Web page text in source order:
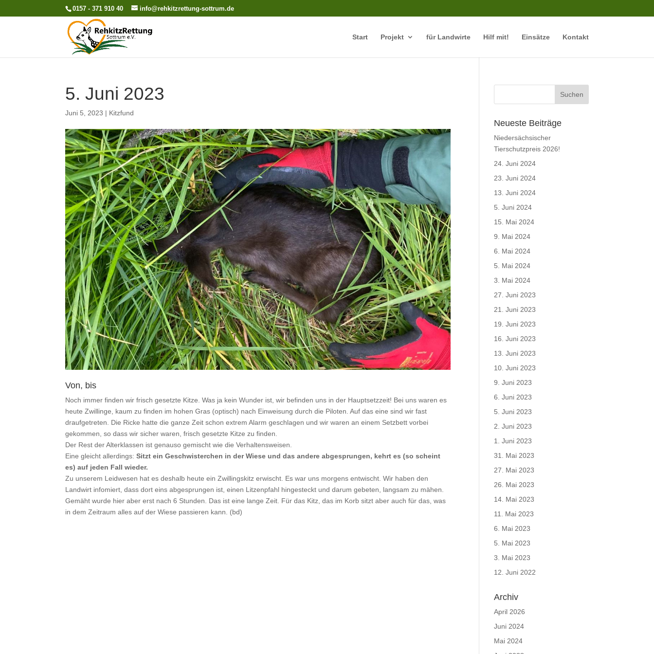
0157 - 371 910 40 info@rehkitzrettung-sottrum.de
Start Projekt für Landwirte Hilf mit! Einsätze Kontakt
5. Juni 2023
Juni 5, 2023 | Kitzfund
Von, bis
Noch immer finden wir frisch gesetzte Kitze. Was ja kein Wunder ist, wir befinden uns in der Hauptsetzzeit! Bei uns waren es
heute Zwillinge, kaum zu finden im hohen Gras (optisch) nach Einweisung durch die Piloten. Auf das eine sind wir fast
draufgetreten. Die Ricke hatte die ganze Zeit schon extrem Alarm geschlagen und wir waren an einem Setzbett vorbei
gekommen, so dass wir sicher waren, frisch gesetzte Kitze zu finden.
Der Rest derAlterklassen ist genauso gemischt wie die Verhaltensweisen.
Eine gleicht allerdings: Sitzt ein Geschwisterchen in der Wiese und das andere abgesprungen, kehrt es (so scheint
es) auf jeden Fall wieder.
Zu unserem Leidwesen hat es deshalb heute ein Zwillingskitz erwischt. Es war uns morgens entwischt. Wir haben den
Landwirt infomiert, dass dort eins abgesprungen ist, einen Litzenpfahl hingesteckt und darum gebeten, langsam zu mähen.
Gemäht wurde hier aber erst nach 6 Stunden. Das ist eine lange Zeit. Für das Kitz, das im Korb sitzt aber auch für das, was
in dem Zeitraum alles auf der Wiese passieren kann. (bd)
Neueste Beiträge
Niedersächsischer
Tierschutzpreis 2026!
24. Juni 2024
23. Juni 2024
13. Juni 2024
5. Juni 2024
15. Mai 2024
9. Mai 2024
6. Mai 2024
5. Mai 2024
3. Mai 2024
27. Juni 2023
21. Juni 2023
19. Juni 2023
16. Juni 2023
13. Juni 2023
10. Juni 2023
9. Juni 2023
6. Juni 2023
5. Juni 2023
2. Juni 2023
1. Juni 2023
31. Mai 2023
27. Mai 2023
26. Mai 2023
14. Mai 2023
11. Mai 2023
6. Mai 2023
5. Mai 2023
3. Mai 2023
12. Juni 2022
Archiv
April 2026
Juni 2024
Mai 2024